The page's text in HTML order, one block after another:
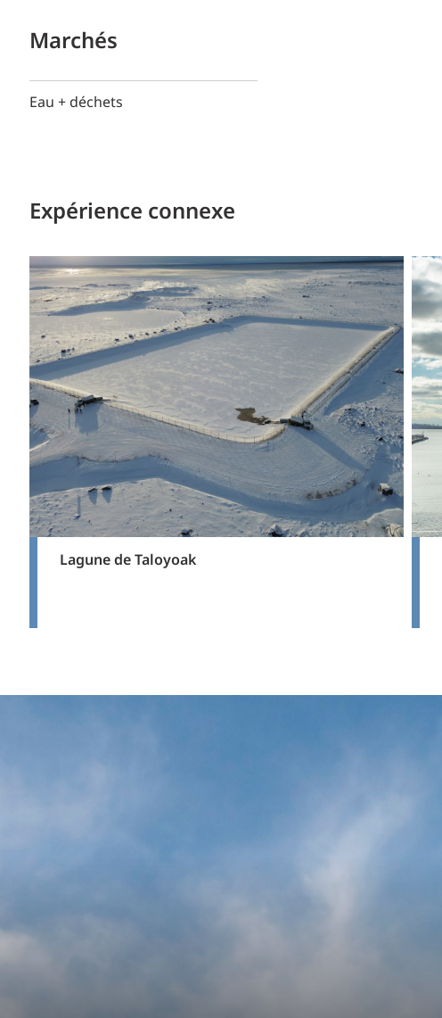
Marchés
Eau + déchets
Expérience connexe
Lagune de Taloyoak